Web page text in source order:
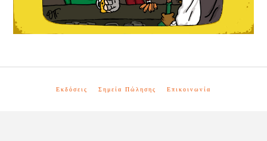
Εκδόσεις Σημεία Πώλησης Επικοινωνία